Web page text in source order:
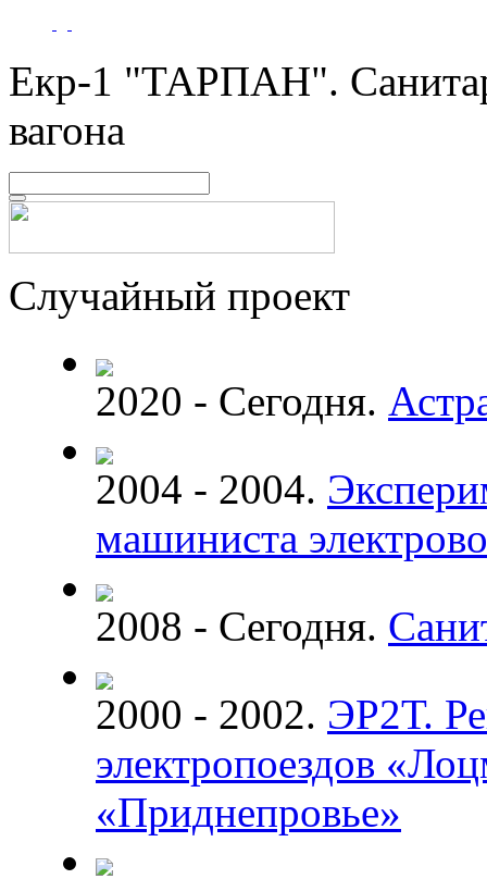
Екр-1 "ТАРПАН".
вагона
Случайный проект
2020 - Сегодня.
2004 - 2004.
машиниста
2008 - Сегодня.
2000 - 2002. ЭР2Т.
электропоездов
«Приднепровье»